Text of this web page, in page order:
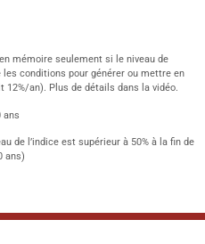
mémoire seulement si le niveau de
conditions pour générer ou mettre en
an). Plus de détails dans la vidéo.
ans
de l’indice est supérieur à 50% à la fin de
ans)